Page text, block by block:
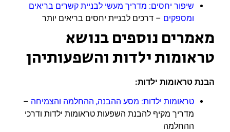
שיפור יחסים: מדריך מעשי לבניית קשרים בריאים
ומספקים – דרכים לבניית יחסים בריאים יותר
מאמרים נוספים בנושא
טראומות ילדות והשפעותיהן
הבנת טראומות ילדות:
טראומות ילדות: מסע ההבנה, ההחלמה והצמיחה –
מדריך מקיף להבנת השפעות טראומות ילדות ודרכי
ההחלמה